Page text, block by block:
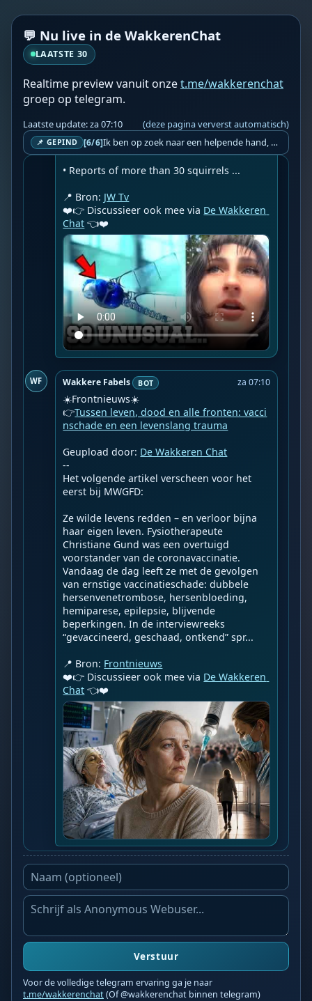
💬 Nu live in de WakkerenChat
LAATSTE 30
Realtime preview vanuit onzet.me/wakkerenchat
groep op telegram.
Laatste update: za 07:10 (deze pagina ververst automatisch)
📌 GEPIND [6/6] Ik ben op zoek naar een helpende hand, een menselijk oog, een admin die helpt met controleren of de chat wel correct word gemodereerd word door NoMoSpam. 98% gaat automatisch goed, toch ik dit nooit helemaal loslaten en moet er altijd een mens mee blijven opletten bij elke beslissing die gemaakt word. Waar bestaan de werkzaamheden uit? Mee kijken in admin log kanaal naar alle drugs/porno/scams die voorbij komen en in het geval van een randgevalletje, ingrijpen en b.v. een verwijderd maar wel toegestaan bericht terug plaatsen met een druk op de knop. tsja zo banaal en simpel is het gesteld.. Word je hier blij van? Nee. Strookt het je ego? Nee. Word je er beter van? Nee. Kost het veel tijd? Totaal niet, consistentie en regelmaat is belangrijker dan 'er even voor kunnen gaan zitten'.. het werk is in een paar seconden gepiept.. je checkt puur of AI de juiste beslissing heeft gemaakt.. …
locations.
• Birds reportedly behaving unusually in
South Jersey and other locations.
• Eyewitness reports involving dragonfly-
like objects, alongside a look at robotic
dragonfly technology.
• A squirrel repeatedly biting a wall in
Mississippi.
• Reports of more than 30 squirrels ...
📍 Bron: JW Tv
❤️👉 Discussieer ook mee via De Wakkeren
Chat 👈❤️
WF Wakkere Fabels BOT za 07:10
☀️Frontnieuws☀️
👉Tussen leven, dood en alle fronten: vacci
nschade en een levenslang trauma
Geupload door: De Wakkeren Chat
--
Het volgende artikel verscheen voor het
eerst bij MWGFD:
Ze wilde levens redden – en verloor bijna
haar eigen leven. Fysiotherapeute
Christiane Gund was een overtuigd
voorstander van de coronavaccinatie.
Vandaag de dag leeft ze met de gevolgen
van ernstige vaccinatieschade: dubbele
hersenvenetrombose, hersenbloeding,
hemiparese, epilepsie, blijvende
beperkingen. In de interviewreeks
“gevaccineerd, geschaad, ontkend” spr...
📍 Bron: Frontnieuws
❤️👉 Discussieer ook mee via De Wakkeren
Chat 👈❤️
Verstuur
Voor de volledige telegram ervaring ga je naar
t.me/wakkerenchat(Of @wakkerenchat binnen telegram)